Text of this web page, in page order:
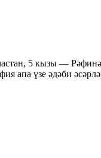
5 кызы —
апа үзе әдәби